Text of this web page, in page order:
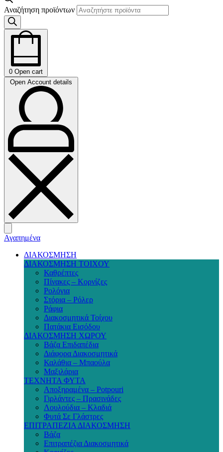
Αναζήτηση προϊόντων
0 Open cart
Open Account details
Αγαπημένα
ΔΙΑΚΟΣΜΗΣΗ
ΔΙΑΚΟΣΜΗΣΗ ΤΟΙΧΟΥ
Καθρέπτες
Πίνακες – Κορνίζες
Ρολόγια
Στόρια – Ρόλερ
Ράφια
Διακοσμητικά Τοίχου
Πατάκια Εισόδου
ΔΙΑΚΟΣΜΗΣΗ ΧΩΡΟΥ
Βάζα Επιδαπέδια
Διάφορα Διακοσμητικά
Καλάθια – Μπαούλα
Μαξιλάρια
ΤΕΧΝΗΤΑ ΦΥΤΑ
Αποξηραμένα – Potpouri
Γιρλάντες – Πρασινάδες
Λουλούδια – Κλαδιά
Φυτά Σε Γλάστρες
ΕΠΙΤΡΑΠΕΖΙΑ ΔΙΑΚΟΣΜΗΣΗ
Βάζα
Επιτραπέζια Διακοσμητικά